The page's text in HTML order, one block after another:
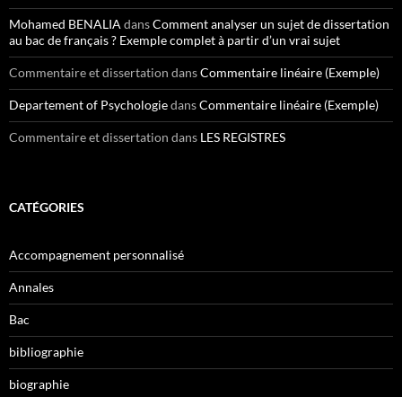
Mohamed BENALIA dansComment analyser un sujet de dissertation
au bac de français ? Exemple complet à partir d’un vrai sujet
Commentaire et dissertation dansCommentaire linéaire (Exemple)
Departement of PsychologiedansCommentaire linéaire (Exemple)
Commentaire et dissertation dans LES REGISTRES
CATÉGORIES
Accompagnement personnalisé
Annales
Bac
bibliographie
biographie